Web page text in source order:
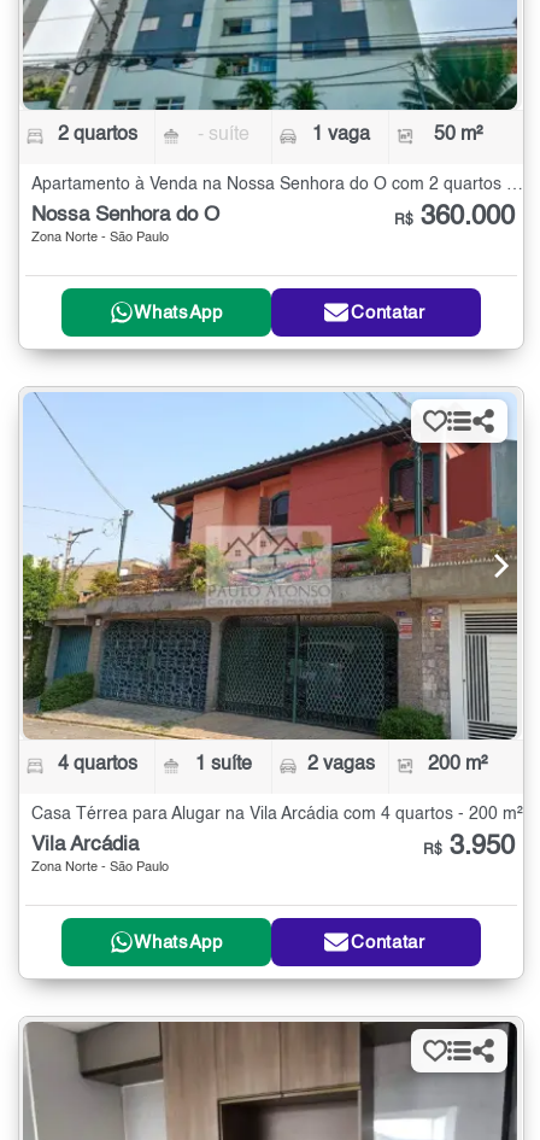
2 quartos - suíte 1 vaga 50 m²
Apartamento à Venda na Nossa Senhora do Ó com 2 quartos - 50 m²
Nossa Senhora do Ó
Zona Norte - São Paulo
R$ 360.000
WhatsApp Contatar
4 quartos 1 suíte 2 vagas 200 m²
Casa Térrea para Alugar na Vila Arcádia com 4 quartos - 200 m²
Vila Arcádia
Zona Norte - São Paulo
R$ 3.950
WhatsApp Contatar